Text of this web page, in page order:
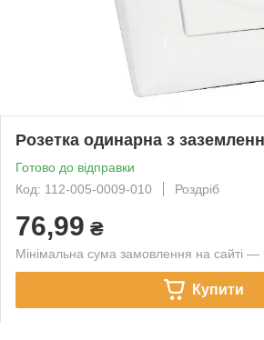
Розетка одинарна з
Готово до відправки
Код: 112-005-0009-010
Роздріб
76,99 ₴
Мінімальна сума замовлення на сайті —
Купити